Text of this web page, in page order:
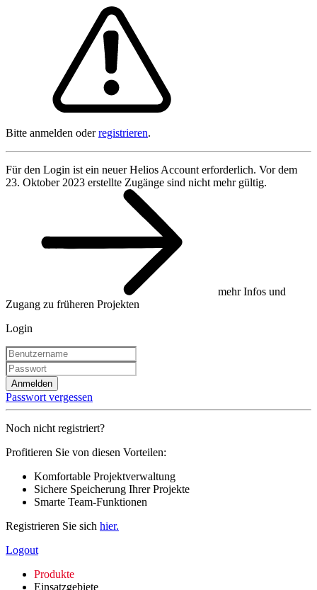
Bitte anmelden oderregistrieren.
Für den Login ist ein neuer Helios Account erforderlich. Vor dem
23. Oktober 2023 erstellte Zugänge sind nicht mehr gültig.
mehr Infos und
Zugang zu früheren Projekten
Login
Anmelden
Passwort vergessen
Noch nicht registriert?
Profitieren Sie von diesen Vorteilen:
Komfortable Projektverwaltung
Sichere Speicherung Ihrer Projekte
Smarte Team-Funktionen
Registrieren Sie sich hier.
Logout
Produkte
Einsatzgebiete